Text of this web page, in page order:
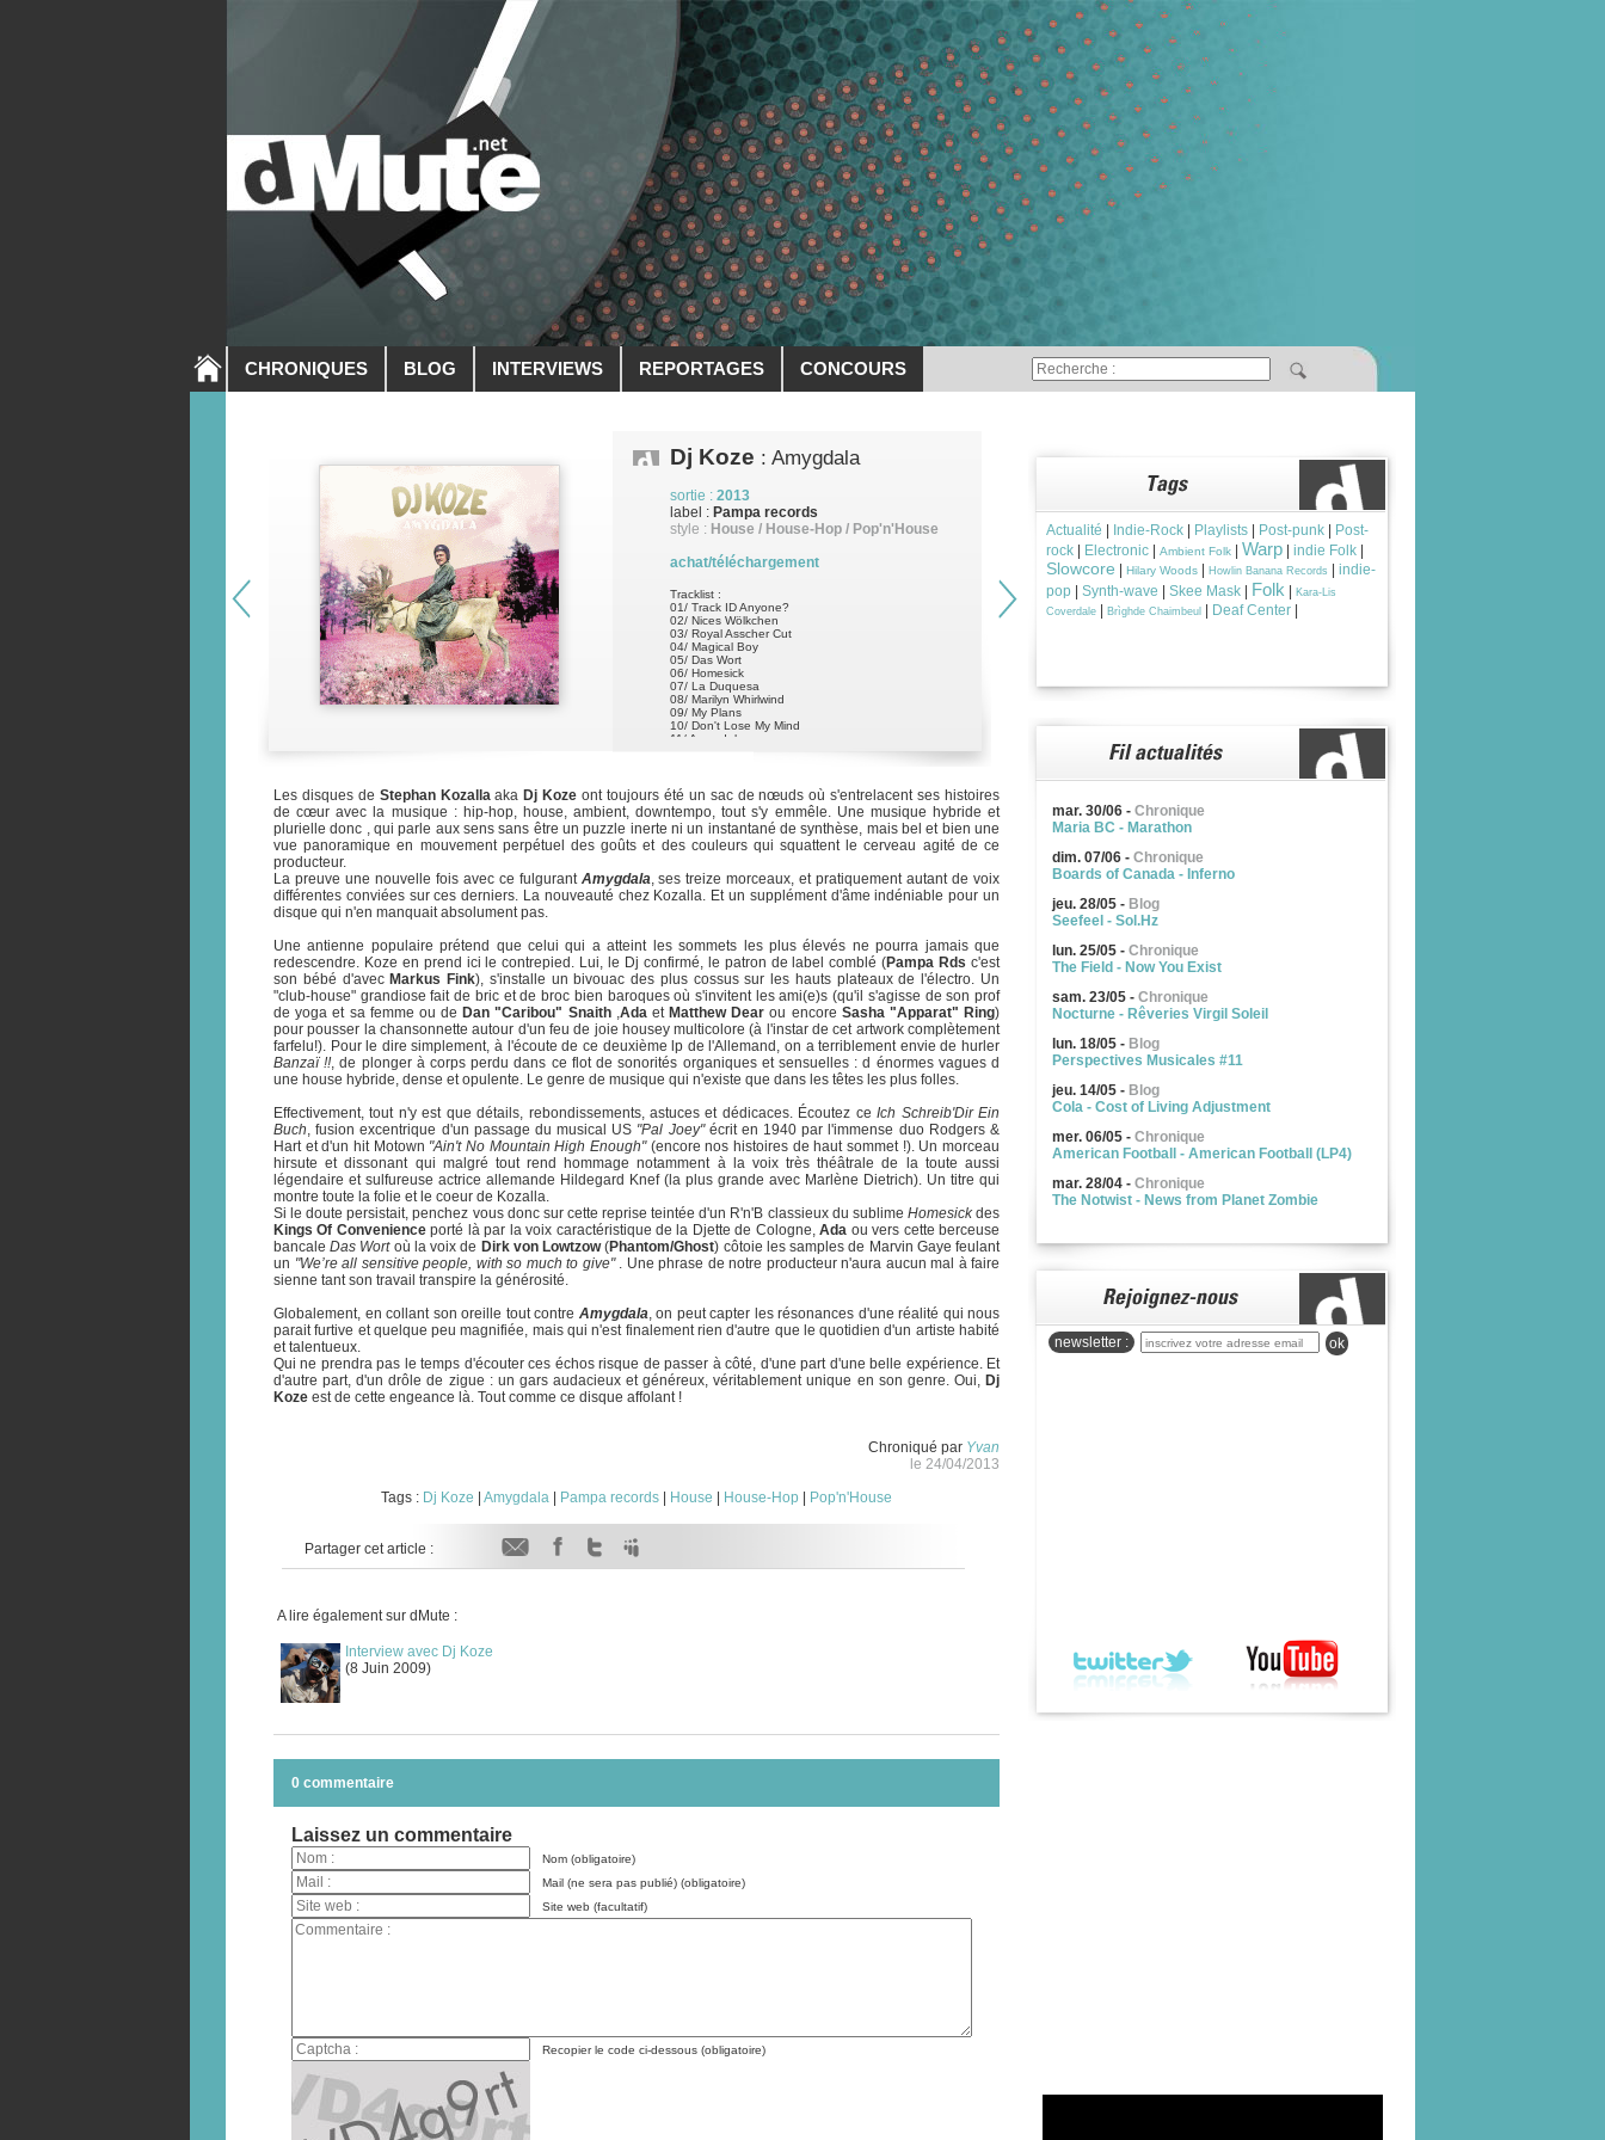
CHRONIQUES BLOG INTERVIEWS REPORTAGES CONCOURS
Dj Koze : Amygdala
sortie : 2013
label : Pampa records
style : House / House-Hop / Pop'n'House
achat/téléchargement
Tracklist :
01/ Track ID Anyone?
02/ Nices Wölkchen
03/ Royal Asscher Cut
04/ Magical Boy
05/ Das Wort
06/ Homesick
07/ La Duquesa
08/ Marilyn Whirlwind
09/ My Plans
10/ Don't Lose My Mind
11/ Amygdala
Les disques de Stephan Kozallaaka Dj Koze ont toujours été un sac de nœuds où s'entrelacent ses histoires
de cœur avec la musique : hip-hop, house, ambient, downtempo, tout s'y emmêle. Une musique hybride et
plurielle donc , qui parle aux sens sans être un puzzle inerte ni un instantané de synthèse, mais bel et bien une
vue panoramique en mouvement perpétuel des goûts et des couleurs qui squattent le cerveau agité de ce
producteur.
La preuve une nouvelle fois avec ce fulgurant Amygdala, ses treize morceaux, et pratiquement autant de voix
différentes conviées sur ces derniers. La nouveauté chez Kozalla. Et un supplément d'âme indéniable pour un
disque qui n'en manquait absolument pas.
Une antienne populaire prétend que celui qui a atteint les sommets les plus élevés ne pourra jamais que
redescendre. Koze en prend ici le contrepied. Lui, le Dj confirmé, le patron de label comblé (Pampa Rds c'est
son bébé d'avec Markus Fink), s'installe un bivouac des plus cossus sur les hauts plateaux de l'électro. Un
"club-house" grandiose fait de bric et de broc bien baroques où s'invitent les ami(e)s (qu'il s'agisse de son prof
de yoga et sa femme ou de Dan "Caribou" Snaith,Adaet Matthew Dear ou encore Sasha "Apparat" Ring)
pour pousser la chansonnette autour d'un feu de joie housey multicolore (à l'instar de cet artwork complètement
farfelu!). Pour le dire simplement, à l'écoute de ce deuxième lp de l'Allemand, on a terriblement envie de hurler
Banzaï !!, de plonger à corps perdu dans ce flot de sonorités organiques et sensuelles : d énormes vagues d
une house hybride, dense et opulente. Le genre de musique qui n'existe que dans les têtes les plus folles.
Effectivement, tout n'y est que détails, rebondissements, astuces et dédicaces. Écoutez ceIch Schreib'Dir Ein
Buch, fusion excentrique d'un passage du musical US "Pal Joey"écrit en 1940 par l'immense duo Rodgers &
Hart et d'un hit Motown "Ain't No Mountain High Enough"(encore nos histoires de haut sommet !). Un morceau
hirsute et dissonant qui malgré tout rend hommage notamment à la voix très théâtrale de la toute aussi
légendaire et sulfureuse actrice allemande Hildegard Knef (la plus grande avec Marlène Dietrich). Un titre qui
montre toute la folie et le coeur de Kozalla.
Si le doute persistait, penchez vous donc sur cette reprise teintée d'un R'n'B classieux du sublime Homesickdes
Kings Of Convenienceporté là par la voix caractéristique de la Djette de Cologne,Ada ou vers cette berceuse
bancaleDas Wortoù la voix de Dirk von Lowtzow(Phantom/Ghost) côtoie les samples de Marvin Gaye feulant
un "We’re all sensitive people, with so much to give". Une phrase de notre producteur n'aura aucun mal à faire
sienne tant son travail transpire la générosité.
Globalement, en collant son oreille tout contre Amygdala, on peut capter les résonances d'une réalité qui nous
parait furtive et quelque peu magnifiée, mais qui n'est finalement rien d'autre que le quotidien d'un artiste habité
et talentueux.
Qui ne prendra pas le temps d'écouter ces échos risque de passer à côté, d'une part d'une belle expérience. Et
d'autre part, d'un drôle de zigue : un gars audacieux et généreux, véritablement unique en son genre. Oui, Dj
Koze est de cette engeance là. Tout comme ce disque affolant !
Chroniqué par Yvan
le 24/04/2013
Tags : Dj Koze Amygdala Pampa records House House-Hop Pop'n'House
Partager cet article :
A lire également sur dMute :
Interview avec Dj Koze
(8 Juin 2009)
0 commentaire
Laissez un commentaire
Nom (obligatoire)
Mail (ne sera pas publié) (obligatoire)
Site web (facultatif)
Recopier le code ci-dessous (obligatoire)
Actualité Indie-Rock Playlists Post-punk
Post-
rock
Electronic Ambient Folk Warp indie Folk
Slowcore Hilary Woods Howlin Banana Records
indie-
pop
Synth-wave Skee Mask Folk
Kara-Lis
Coverdale
Brìghde Chaimbeul Deaf Center
mar. 30/06 - Chronique
Maria BC - Marathon
dim. 07/06 - Chronique
Boards of Canada - Inferno
jeu. 28/05 - Blog
Seefeel - Sol.Hz
lun. 25/05 - Chronique
The Field - Now You Exist
sam. 23/05 - Chronique
Nocturne - Rêveries Virgil Soleil
lun. 18/05 - Blog
Perspectives Musicales #11
jeu. 14/05 - Blog
Cola - Cost of Living Adjustment
mer. 06/05 - Chronique
American Football - American Football (LP4)
mar. 28/04 - Chronique
The Notwist - News from Planet Zombie
newsletter : ok